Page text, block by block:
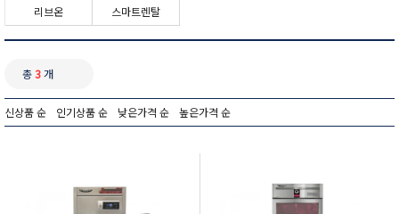
리브온 스마트렌탈
총3개
신상품 순 인기상품 순 낮은가격 순 높은가격 순